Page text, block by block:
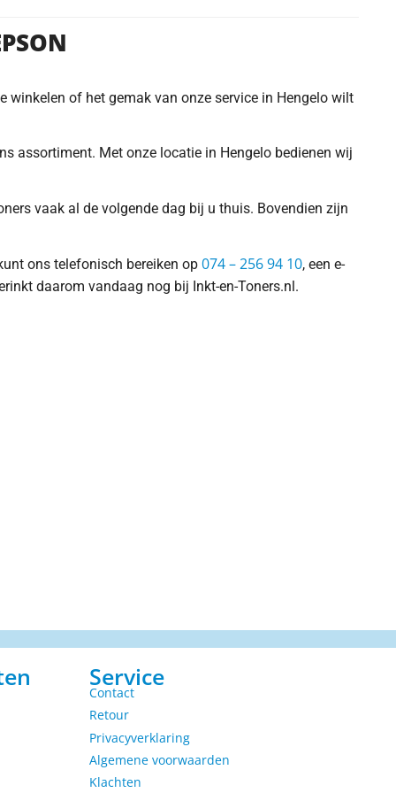
winkelen of het gemak van onze service in Hengelo wilt
assortiment. Met onze locatie in Hengelo bedienen wij
vaak al de volgende dag bij u thuis. Bovendien zijn
ons telefonisch bereiken op 074 – 256 94 10, een e-
daarom vandaag nog bij Inkt-en-Toners.nl.
Service
Contact
Retour
Privacyverklaring
Algemene voorwaarden
Klachten